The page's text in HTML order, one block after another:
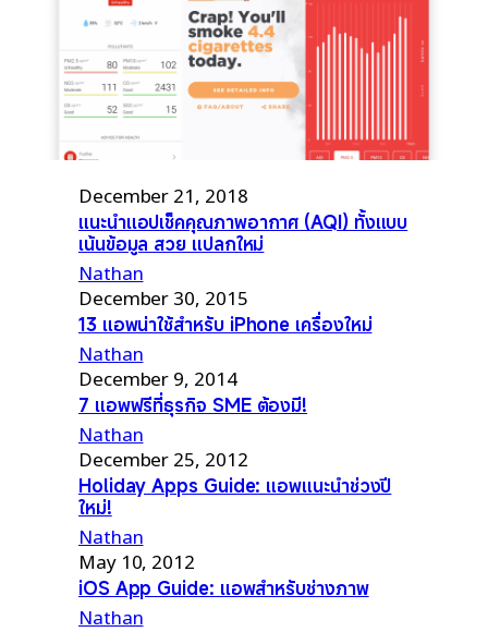
December 21, 2018
แนะนำแอปเช็คคุณภาพอากาศ (AQI) ทั้งแบบ
เน้นข้อมูล สวย แปลกใหม่
Nathan
December 30, 2015
13 แอพน่าใช้สำหรับ iPhone เครื่องใหม่
Nathan
December 9, 2014
7 แอพฟรีที่ธุรกิจ SME ต้องมี!
Nathan
December 25, 2012
Holiday Apps Guide: แอพแนะนำช่วงปี
ใหม่!
Nathan
May 10, 2012
iOS App Guide: แอพสำหรับช่างภาพ
Nathan